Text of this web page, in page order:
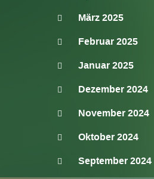
März 2025
Februar 2025
Januar 2025
Dezember 2024
November 2024
Oktober 2024
September 2024